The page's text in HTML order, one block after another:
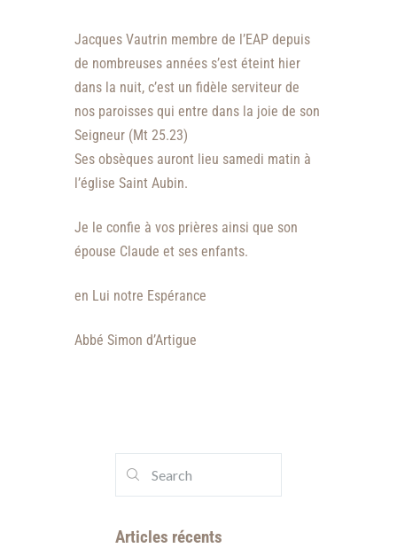
Jacques Vautrin membre de l’EAP depuis
de nombreuses années s’est éteint hier
dans la nuit, c’est un fidèle serviteur de
nos paroisses qui entre dans la joie de son
Seigneur (Mt 25.23)
Ses obsèques auront lieu samedi matin à
l’église Saint Aubin.
Je le confie à vos prières ainsi que son
épouse Claude et ses enfants.
en Lui notre Espérance
Abbé Simon d’Artigue
Articles récents